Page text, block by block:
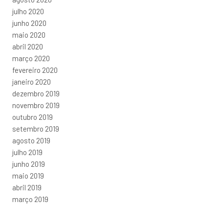
julho 2020
junho 2020
maio 2020
abril 2020
março 2020
fevereiro 2020
janeiro 2020
dezembro 2019
novembro 2019
outubro 2019
setembro 2019
agosto 2019
julho 2019
junho 2019
maio 2019
abril 2019
março 2019